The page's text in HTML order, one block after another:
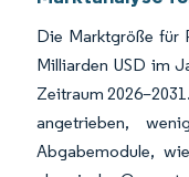
Die Marktgröße für
Milliarden USD im
Zeitraum
angetrieben,
Abgabemodule,